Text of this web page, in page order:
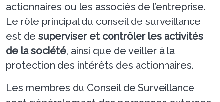
actionnaires ou les associés de l’entreprise.
Le rôle principal du conseil de surveillance
est de superviser et contrôler les activités
de la société, ainsi que de veiller à la
protection des intérêts des actionnaires.
Les membres du Conseil de Surveillance